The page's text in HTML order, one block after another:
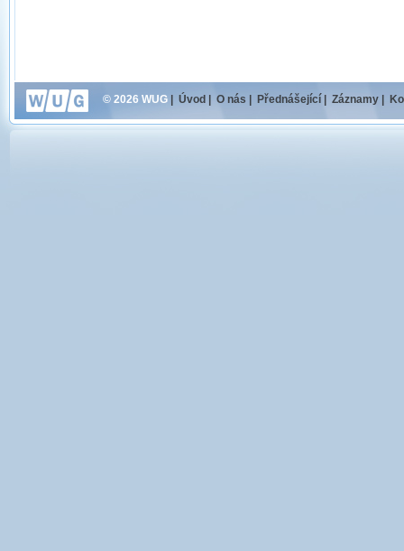
© 2026 WUG Úvod O nás Přednášející Záznamy